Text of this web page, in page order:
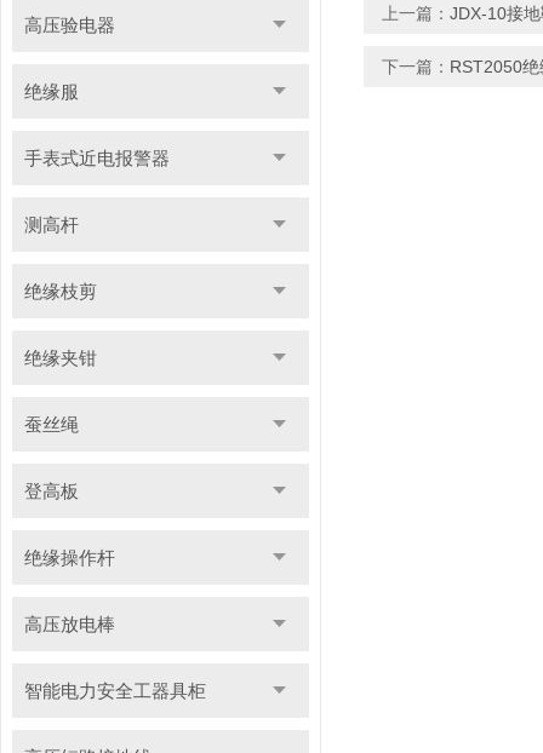
高压验电器
绝缘服
手表式近电报警器
测高杆
绝缘枝剪
绝缘夹钳
蚕丝绳
登高板
绝缘操作杆
高压放电棒
智能电力安全工器具柜
上一篇： JDX-10接
下一篇： RST2050